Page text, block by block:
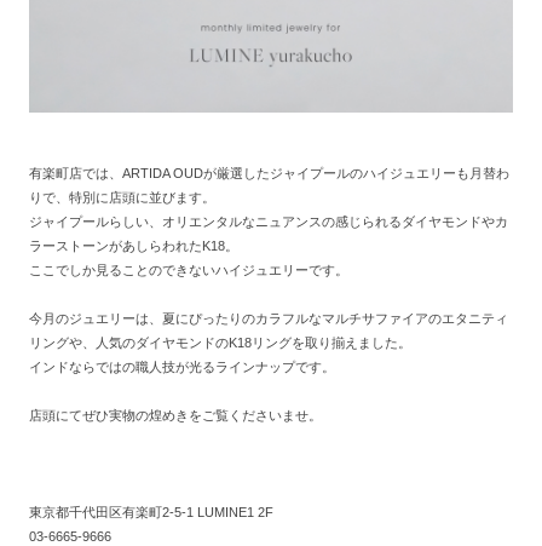
有楽町店では、ARTIDA OUDが厳選したジャイプールのハイジュエリーも月替わ
りで、特別に店頭に並びます。
ジャイプールらしい、オリエンタルなニュアンスの感じられるダイヤモンドやカ
ラーストーンがあしらわれたK18。
ここでしか見ることのできないハイジュエリーです。
今月のジュエリーは、夏にぴったりのカラフルなマルチサファイアのエタニティ
リングや、人気のダイヤモンドのK18リングを取り揃えました。
インドならではの職人技が光るラインナップです。
店頭にてぜひ実物の煌めきをご覧くださいませ。
東京都千代田区有楽町2-5-1 LUMINE1 2F
03-6665-9666